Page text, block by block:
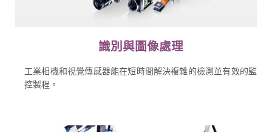
識別與圖像處理
工業相機和視覺傳感器能在短時間解決複雜的檢測並有效的監
控製程。